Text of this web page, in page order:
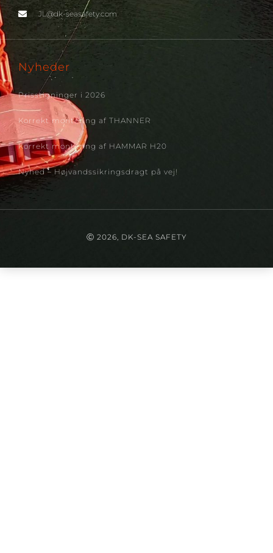
JL@dk-seasafety.com
Nyheder
Prisstigninger i 2026
Korrekt montering af THANNER
Korrekt montering af HAMMAR H20
Nyhed – Højvandssikringsdragt på vej!
Ⓒ 2026, DK-SEA SAFETY